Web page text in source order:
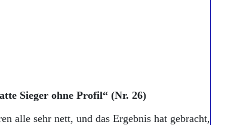
Sieger ohne Profil“ (Nr. 26)
alle sehr nett, und das Ergebnis hat gebracht,